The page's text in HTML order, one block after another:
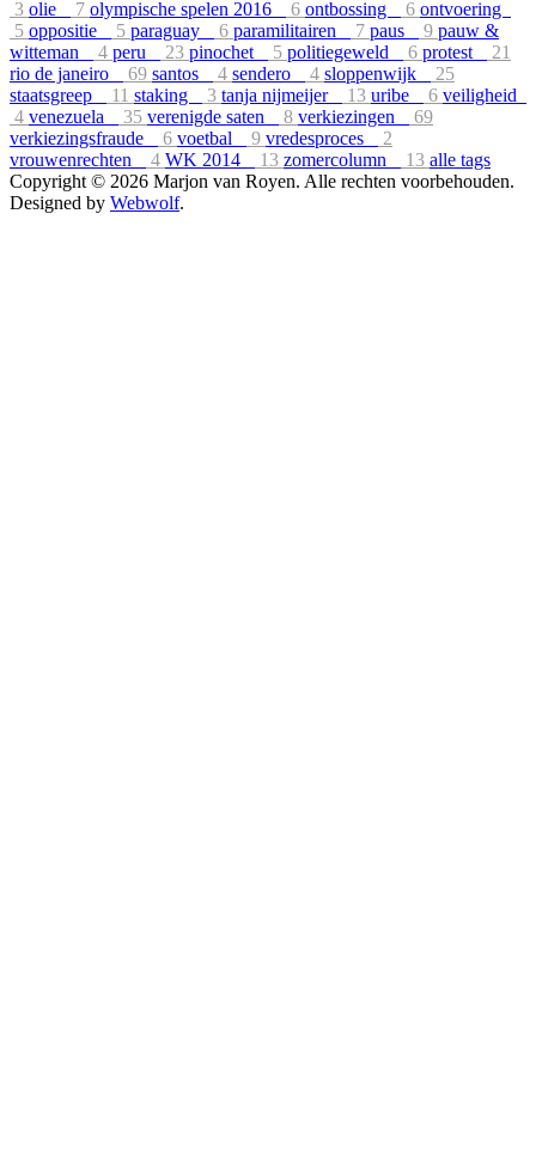
3 olie 7 olympische spelen 2016 6 ontbossing 6 ontvoering
5 oppositie 5 paraguay 6 paramilitairen 7 paus 9 pauw &
witteman
4 peru 23 pinochet 5 politiegeweld 6 protest
21
rio de janeiro
69 santos 4 sendero 4 sloppenwijk
25
staatsgreep
11 staking 3 tanja nijmeijer 13 uribe 6 veiligheid
4 venezuela 35 verenigde saten 8 verkiezingen
69
verkiezingsfraude
6 voetbal 9 vredesproces
2
vrouwenrechten
4 WK 2014 13 zomercolumn 13 alle tags
Copyright © 2026 Marjon van Royen. Alle rechten voorbehouden.
Designed by Webwolf.